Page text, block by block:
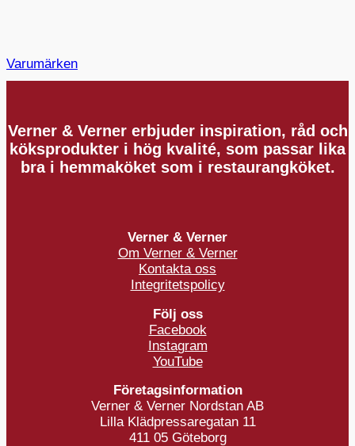
Varumärken
Verner & Verner erbjuder inspiration, råd och
köksprodukter i hög kvalité, som passar lika
bra i hemmaköket som i restaurangköket.
Verner & Verner
Om Verner & Verner
Kontakta oss
Integritetspolicy
Följ oss
Facebook
Instagram
YouTube
Företagsinformation
Verner & Verner Nordstan AB
Lilla Klädpressaregatan 11
411 05 Göteborg